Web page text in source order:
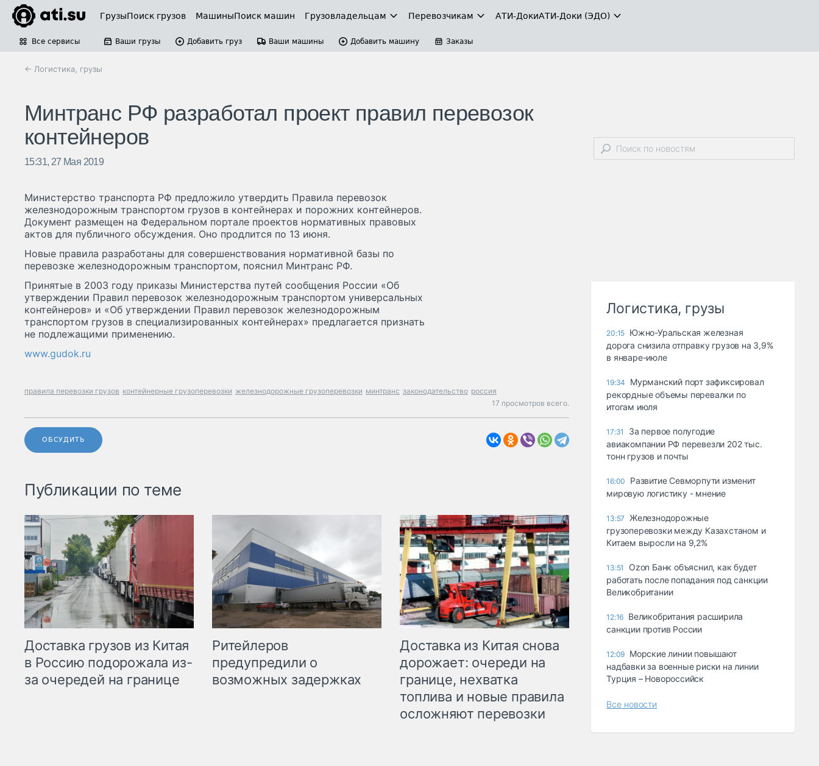
ГрузыПоиск грузов МашиныПоиск машин Грузовладельцам Перевозчикам АТИ-ДокиАТИ-Доки (ЭДО)
Все сервисы Ваши грузы Добавить груз Ваши машины Добавить машину Заказы
← Логистика, грузы
Минтранс РФ разработал проект правил перевозок
контейнеров
15:31, 27 Мая 2019
Министерство транспорта РФ предложило утвердить Правила перевозок
железнодорожным транспортом грузов в контейнерах и порожних контейнеров.
Документ размещен на Федеральном портале проектов нормативных правовых
актов для публичного обсуждения. Оно продлится по 13 июня.
Новые правила разработаны для совершенствования нормативной базы по
перевозке железнодорожным транспортом, пояснил Минтранс РФ.
Принятые в 2003 году приказы Министерства путей сообщения России «Об
утверждении Правил перевозок железнодорожным транспортом универсальных
контейнеров» и «Об утверждении Правил перевозок железнодорожным
транспортом грузов в специализированных контейнерах» предлагается признать
не подлежащими применению.
www.gudok.ru
правила перевозки грузов контейнерные грузоперевозки железнодорожные грузоперевозки минтранс законодательство россия
17 просмотров всего.
ОБСУДИТЬ
Публикации по теме
Доставка грузов из Китая
в Россию подорожала из-
за очередей на границе
Ритейлеров
предупредили о
возможных задержках
Доставка из Китая снова
дорожает: очереди на
границе, нехватка
топлива и новые правила
осложняют перевозки
Логистика, грузы
20:15 Южно-Уральская железная
дорога снизила отправку грузов на 3,9%
в январе-июле
19:34
Мурманский порт зафиксировал
рекордные объемы перевалки по
итогам июля
17:31
За первое полугодие
авиакомпании РФ перевезли 202 тыс.
тонн грузов и почты
16:00
Развитие Севморпути изменит
мировую логистику - мнение
13:57
Железнодорожные
грузоперевозки между Казахстаном и
Китаем выросли на 9,2%
13:51
Ozon Банк объяснил, как будет
работать после попадания под санкции
Великобритании
12:16 Великобритания расширила
санкции против России
12:09 Морские линии повышают
надбавки за военные риски на линии
Турция – Новороссийск
Все новости